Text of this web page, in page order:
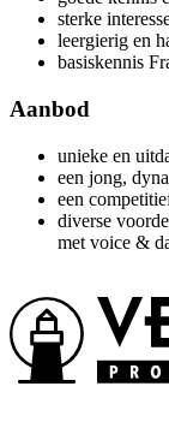
sterke
leergierig en
basiskennis
Aanbod
unieke en
een jong,
een
diverse
met voice &